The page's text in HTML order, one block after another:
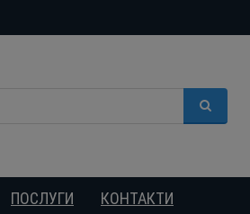
ПОСЛУГИ КОНТАКТИ